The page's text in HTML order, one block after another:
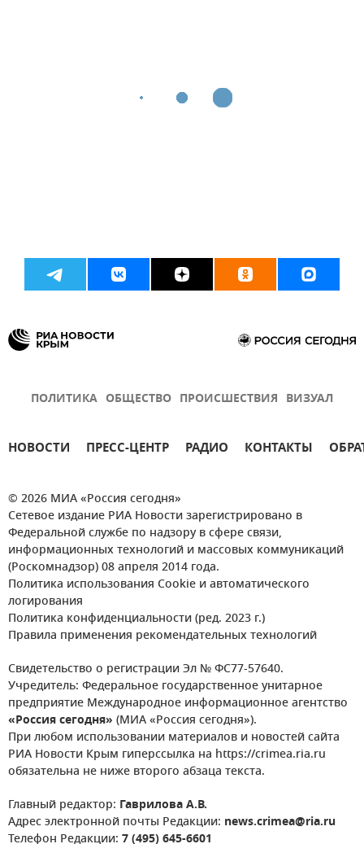
ПОЛИТИКА ОБЩЕСТВО ПРОИСШЕСТВИЯ ВИЗУАЛ
НОВОСТИ ПРЕСС-ЦЕНТР РАДИО КОНТАКТЫ
© 2026 МИА «Россия сегодня»
Сетевое издание РИА Новости зарегистрировано в
Федеральной службе по надзору в сфере связи,
информационных технологий и массовых коммуникаций
(Роскомнадзор) 08 апреля 2014 года.
Политика использования Cookie и автоматического
логирования
Политика конфиденциальности (ред. 2023 г.)
Правила применения рекомендательных технологий
Свидетельство о регистрации Эл № ФС77-57640.
Учредитель: Федеральное государственное унитарное
предприятие Международное информационное агентство
«Россия сегодня» (МИА «Россия сегодня»).
При любом использовании материалов и новостей сайта
РИА Новости Крым гиперссылка на https://crimea.ria.ru
обязательна не ниже второго абзаца текста.
Главный редактор: Гаврилова А.В.
Адрес электронной почты Редакции: news.crimea@ria.ru
Телефон Редакции: 7 (495) 645-6601